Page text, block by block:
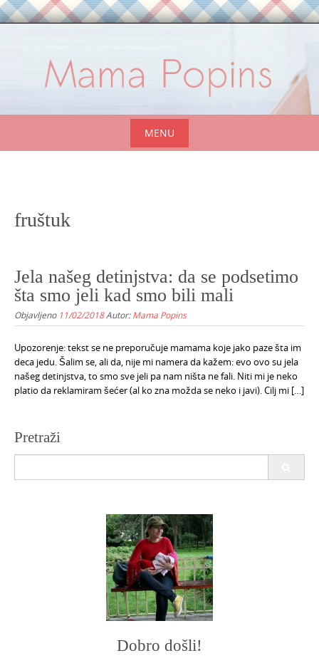
MENU
fruštuk
Jela našeg detinjstva: da se podsetimo
šta smo jeli kad smo bili mali
Objavljeno 11/02/2018Autor:Mama Popins
Upozorenje: tekst se ne preporučuje mamama koje jako paze šta im
deca jedu. Šalim se, ali da, nije mi namera da kažem: evo ovo su jela
našeg detinjstva, to smo sve jeli pa nam ništa ne fali. Niti mi je neko
platio da reklamiram šećer (al ko zna možda se neko i javi). Cilj mi […]
Pretraži
Dobro došli!